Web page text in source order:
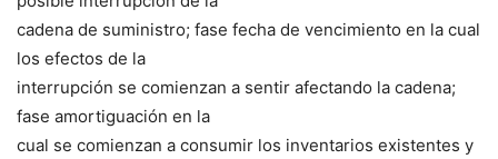
cadena de suministro; fase fecha de vencimiento en la cual
los efectos de la
interrupción se comienzan a sentir afectando la cadena;
fase amortiguación en la
cual se comienzan a consumir los inventarios existentes y